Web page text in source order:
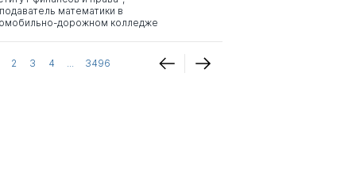
математики в
дорожном колледже
2 3 4 ... 3496